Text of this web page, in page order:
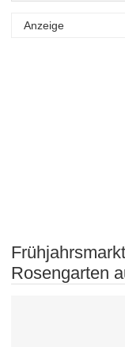
Anzeige
Rosengarten